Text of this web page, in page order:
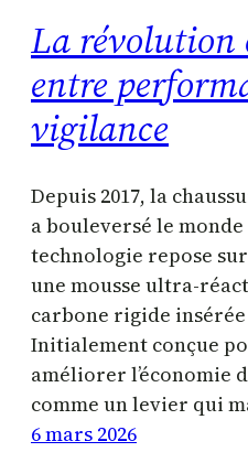
La révolution
entre
vigilance
Depuis 2017, la
a bouleversé le
technologie repose
une mousse ultra-
carbone rigide
Initialement conçue
améliorer l’économie
comme un levier qui
6 mars 2026